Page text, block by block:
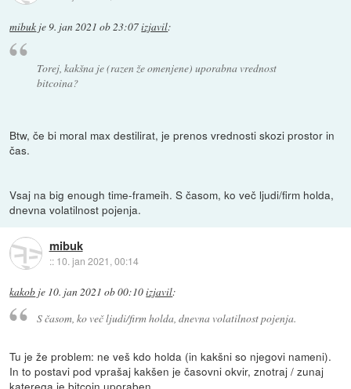
mibuk je9. jan 2021 ob 23:07izjavil:
Torej, kakšna je (razen že omenjene) uporabna vrednost
bitcoina?
Btw, če bi moral max destilirat, je prenos vrednosti skozi prostor in
čas.
Vsaj na big enough time-frameih. S časom, ko več ljudi/firm holda,
dnevna volatilnost pojenja.
mibuk
:: 10. jan 2021, 00:14
kakob je 10. jan 2021 ob 00:10izjavil:
S časom, ko več ljudi/firm holda, dnevna volatilnost pojenja.
Tu je že problem: ne veš kdo holda (in kakšni so njegovi nameni).
In to postavi pod vprašaj kakšen je časovni okvir, znotraj / zunaj
katerega je bitcoin uporaben.